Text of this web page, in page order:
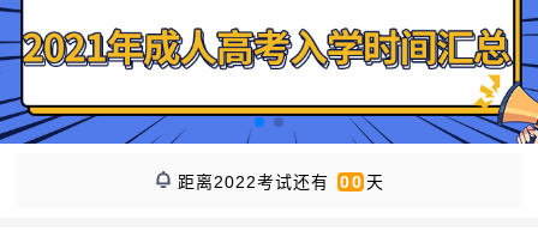
距离2022考试还有 00 天